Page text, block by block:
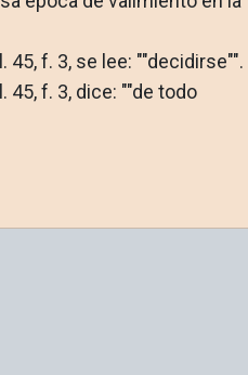
45, f. 3, se lee: ""decidirse"".
45, f. 3, dice: ""de todo